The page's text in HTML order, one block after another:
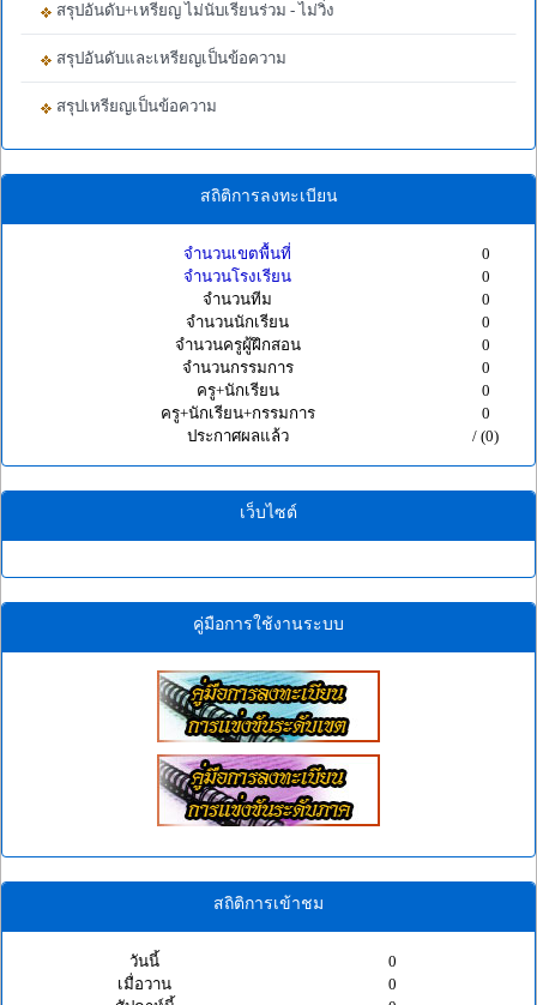
สรุปอันดับ+เหรียญ ไม่นับเรียนร่วม - ไม่วิ่ง
สรุปอันดับและเหรียญเป็นข้อความ
สรุปเหรียญเป็นข้อความ
สถิติการลงทะเบียน
จำนวนเขตพื้นที่
0
จำนวนโรงเรียน
0
จำนวนทีม
0
จำนวนนักเรียน
0
จำนวนครูผู้ฝึกสอน
0
จำนวนกรรมการ
0
ครู+นักเรียน
0
ครู+นักเรียน+กรรมการ
0
ประกาศผลแล้ว
/ (0)
เว็บไซต์
คู่มือการใช้งานระบบ
สถิติการเข้าชม
วันนี้
0
เมื่อวาน
0